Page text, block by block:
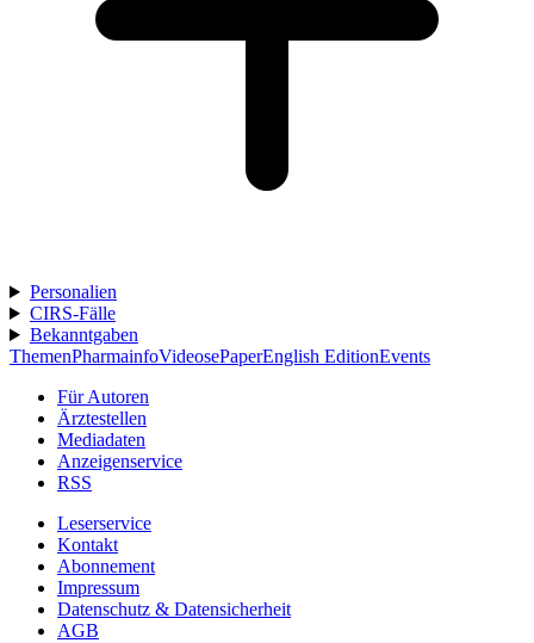
Personalien
CIRS-Fälle
Bekanntgaben
ThemenPharmainfoVideosePaperEnglish EditionEvents
Für Autoren
Ärztestellen
Mediadaten
Anzeigenservice
RSS
Leserservice
Kontakt
Abonnement
Impressum
Datenschutz & Datensicherheit
AGB